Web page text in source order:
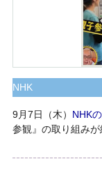
NHK
9月7日（木） NHK
参観』の取り組みが